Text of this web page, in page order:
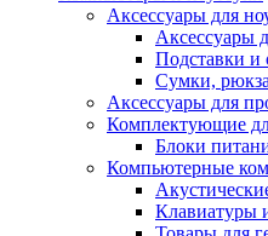
Аксессуары для
Аксессуары
Подставки и
Сумки,
Аксессуары для
Комплектующие
Блоки
Компьютерные
Клавиатуры